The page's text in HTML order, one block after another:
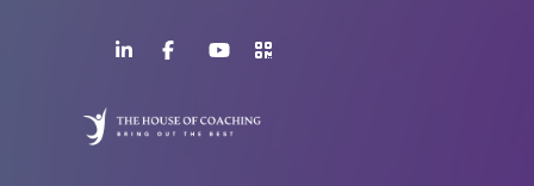
PagePageChannel
QR